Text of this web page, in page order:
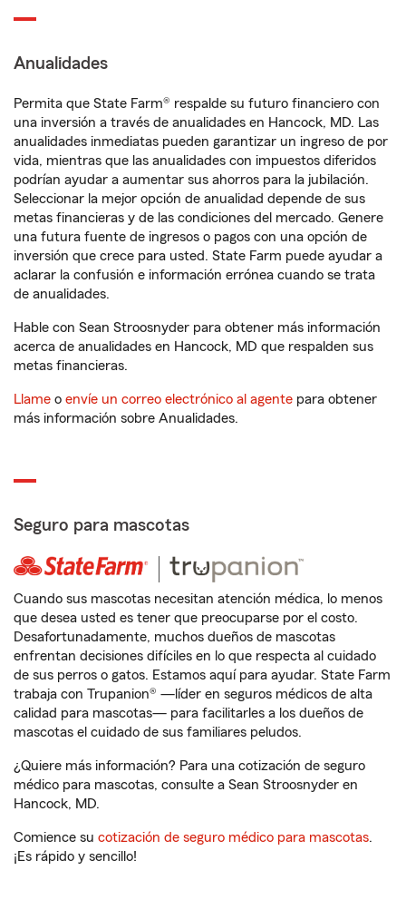
Anualidades
Permita que State Farm® respalde su futuro financiero con
una inversión a través de anualidades en Hancock, MD. Las
anualidades inmediatas pueden garantizar un ingreso de por
vida, mientras que las anualidades con impuestos diferidos
podrían ayudar a aumentar sus ahorros para la jubilación.
Seleccionar la mejor opción de anualidad depende de sus
metas financieras y de las condiciones del mercado. Genere
una futura fuente de ingresos o pagos con una opción de
inversión que crece para usted. State Farm puede ayudar a
aclarar la confusión e información errónea cuando se trata
de anualidades.
Hable con Sean Stroosnyder para obtener más información
acerca de anualidades en Hancock, MD que respalden sus
metas financieras.
Llame o envíe un correo electrónico al agente para obtener
más información sobre Anualidades.
Seguro para mascotas
Cuando sus mascotas necesitan atención médica, lo menos
que desea usted es tener que preocuparse por el costo.
Desafortunadamente, muchos dueños de mascotas
enfrentan decisiones difíciles en lo que respecta al cuidado
de sus perros o gatos. Estamos aquí para ayudar. State Farm
trabaja con Trupanion® —líder en seguros médicos de alta
calidad para mascotas— para facilitarles a los dueños de
mascotas el cuidado de sus familiares peludos.
¿Quiere más información? Para una cotización de seguro
médico para mascotas, consulte a Sean Stroosnyder en
Hancock, MD.
Comience su cotización de seguro médico para mascotas.
¡Es rápido y sencillo!